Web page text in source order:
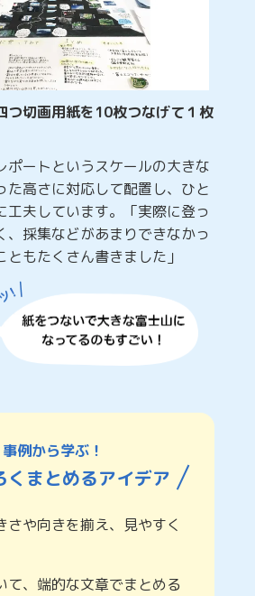
つ切画用紙を10枚つなげて１枚
ポートというスケールの大きな
た高さに対応して配置し、ひと
工夫しています。「実際に登っ
、採集などがあまりできなかっ
もたくさん書きました」
事例から学ぶ！
くまとめるアイデア
さや向きを揃え、見やすく
て、端的な文章でまとめる